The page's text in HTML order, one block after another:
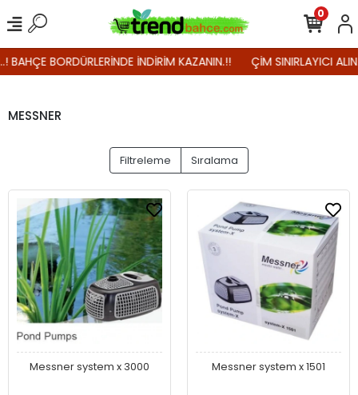
BORDÜRLERİNDE İNDİRİM KAZANIN.!! ÇİM SINIRLAYICI
0
MESSNER
Filtreleme Sıralama
Messner system x 3000 Messner system x 1501